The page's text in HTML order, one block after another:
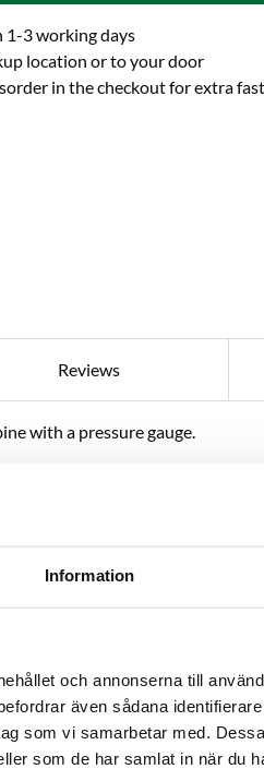
Information
och annonserna till
även sådana
som vi samarbetar med.
som de har samlat in när du
1-3 working days
location or to your door
in the checkout for extra
Reviews
with a pressure gauge.
RELATED PRODUCTS